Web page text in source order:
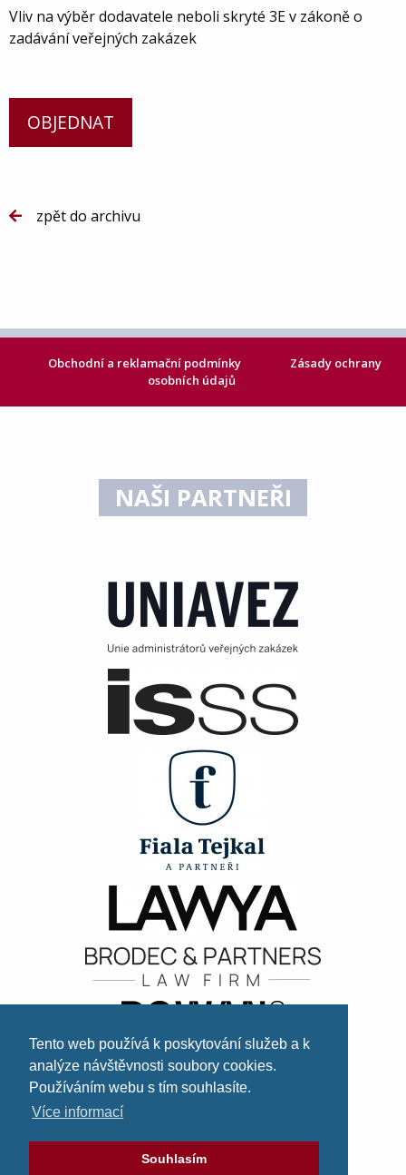
Tento web používá k poskytování služeb a k
analýze návštěvnosti soubory cookies.
Používáním webu s tím souhlasíte.
Více informací
Souhlasím
Vliv na výběr dodavatele neboli skryté 3E v zákoně o
zadávání veřejných zakázek
OBJEDNAT
zpět do archivu
Obchodní a reklamační podmínky
Zásady ochrany
osobních údajů
NAŠI PARTNEŘI